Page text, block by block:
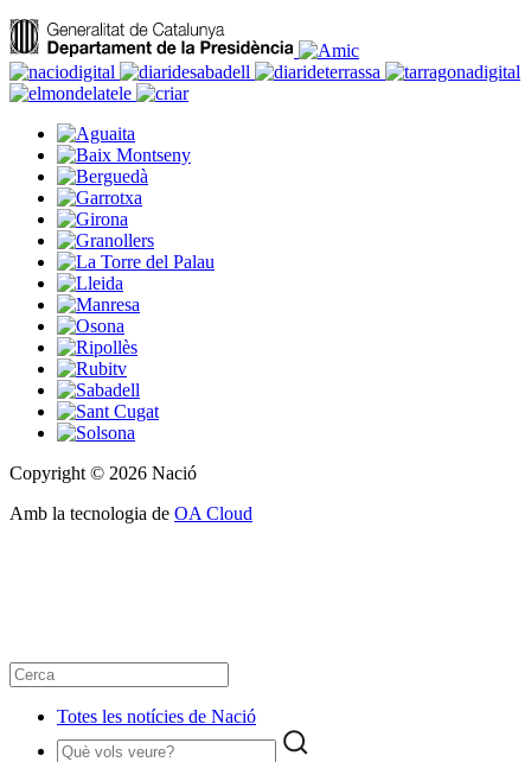
Copyright © 2026 Nació
Amb la tecnologia de OA Cloud
Totes les notícies de Nació